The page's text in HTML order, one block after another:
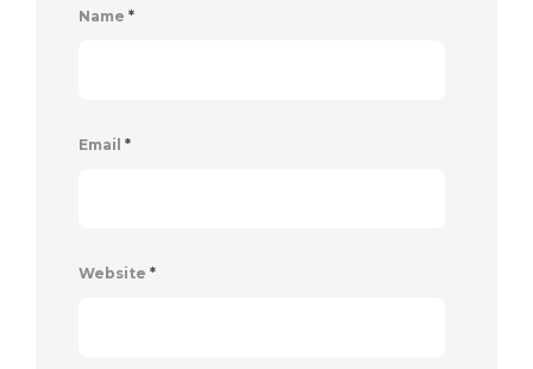
Name *
Email *
Website *